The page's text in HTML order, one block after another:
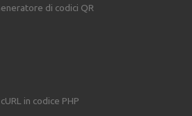
di codici QR
in codice PHP